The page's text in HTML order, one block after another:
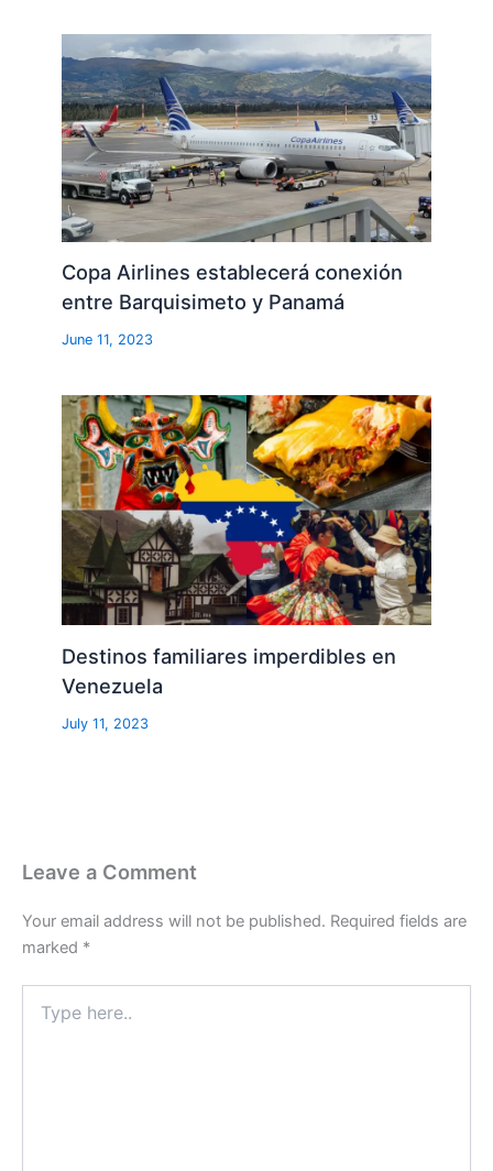
Copa Airlines establecerá conexión
entre Barquisimeto y Panamá
June 11, 2023
Destinos familiares imperdibles en
Venezuela
July 11, 2023
Leave a Comment
Your email address will not be published. Required fields are
marked *
here..